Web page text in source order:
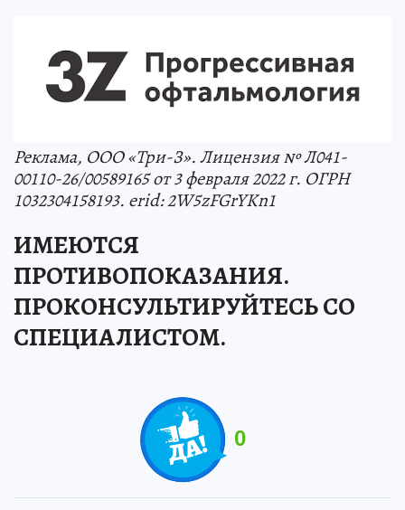
Реклама, ООО «Три-З». Лицензия № Л041-
00110-26/00589165 от 3 февраля 2022 г. ОГРН
1032304158193. erid: 2W5zFGrYKn1
ИМЕЮТСЯ
ПРОТИВОПОКАЗАНИЯ.
ПРОКОНСУЛЬТИРУЙТЕСЬ СО
СПЕЦИАЛИСТОМ.
0